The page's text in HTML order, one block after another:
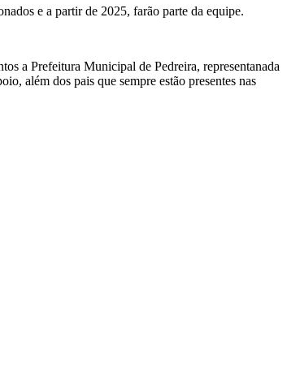
e a partir de 2025, farão parte da equipe.
a Prefeitura Municipal de Pedreira, representanada
além dos pais que sempre estão presentes nas